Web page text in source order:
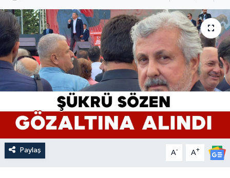
Paylaş A- A+